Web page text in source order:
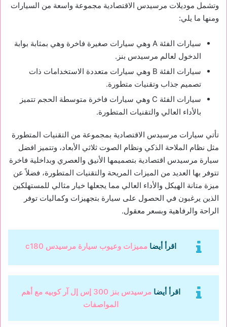
وتشمل موديلات مرسيدس الاقتصادية مجموعة واسعة من السيارات
ومنها ما يلي:
سيارات الفئة A وهي سيارات صغيرة فاخرة وهي بمثابة بوابة
الدخول لعالم مرسيدس بنز.
سيارات الفئة B وهي سيارات متعددة الاستخدامات ذات
تصميم جذاب وتقنيات متطورة.
سيارات الفئة C وهي سيارات فاخرة متوسطة الحجم تتميز
بالأداء العالي والتقنيات المتطورة.
تأتي سيارات مرسيدس الاقتصادية بمجموعة من التقنيات المتطورة
مثل نظام الملاحة الذكي ونظام الصوت ثلاثي الأبعاد، وتتميز افضل
سيارة مرسيدس اقتصادية بتصميمها الأنيق والعصري وبداخلية فاخرة
تتوفر بها العديد من الميزات المريحة والتقنيات المتطورة، فضلاً عن
ميزة متانة الهيكل والأداء العالي مما يجعلها خيار مثالي للمستهلكين
الذين يرغبون في الحصول على سيارة بتجهيزات وكماليات توفر
الراحة والرفاهية وبسعر معقول.
اقرأ أيضا مميزات وعيوب سيارة مرسيدس c180
اقرأ أيضا
مرسيدس بنز 300 إس إل آر كوبيه مع أهم
المواصفات